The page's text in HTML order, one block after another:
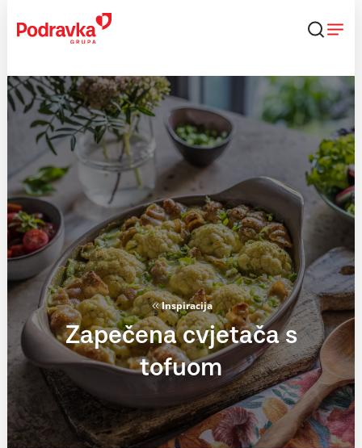
content
Inspiracija
Zapečena cvjetača s
tofuom